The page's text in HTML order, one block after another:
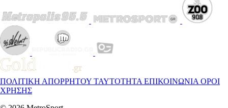
ΠΟΛΙΤΙΚΗ ΑΠΟΡΡΗΤΟΥ ΤΑΥΤΟΤΗΤΑ ΕΠΙΚΟΙΝΩΝΙΑ ΟΡΟΙ
ΧΡΗΣΗΣ